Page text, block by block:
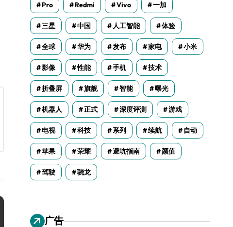
Pro Redmi Vivo 一加
三星 中国 人工智能 体验
全球 华为 发布 家电 小米
影像 性能 手机 技术
折叠屏 旗舰 智能 曝光
机器人 正式 深度评测 游戏
电视 科技 系列 续航 自动
苹果 荣耀 避坑指南 颜值
驾驶 骁龙
广告